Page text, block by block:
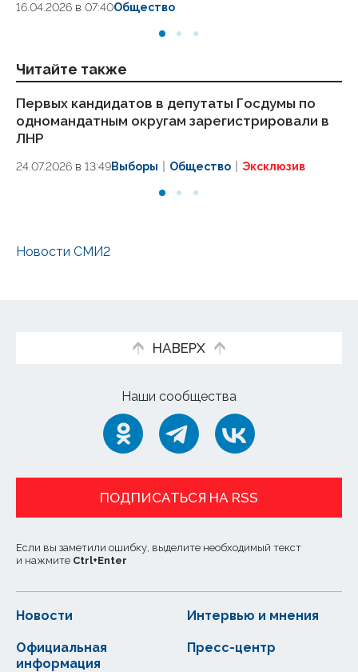
16.04.2026 в 07:40Общество
Читайте также
Первых кандидатов в депутаты Госдумы по
одномандатным округам зарегистрировали в
ЛНР
24.07.2026 в 13:49Выборы Общество Эксклюзив
Новости СМИ2
НАВЕРХ
Наши сообщества
ПОДПИСАТЬСЯ НА RSS
Если вы заметили ошибку, выделите необходимый текст
и нажмите Ctrl+Enter
Новости
Официальная
информация
Интервью и мнения
Пресс-центр